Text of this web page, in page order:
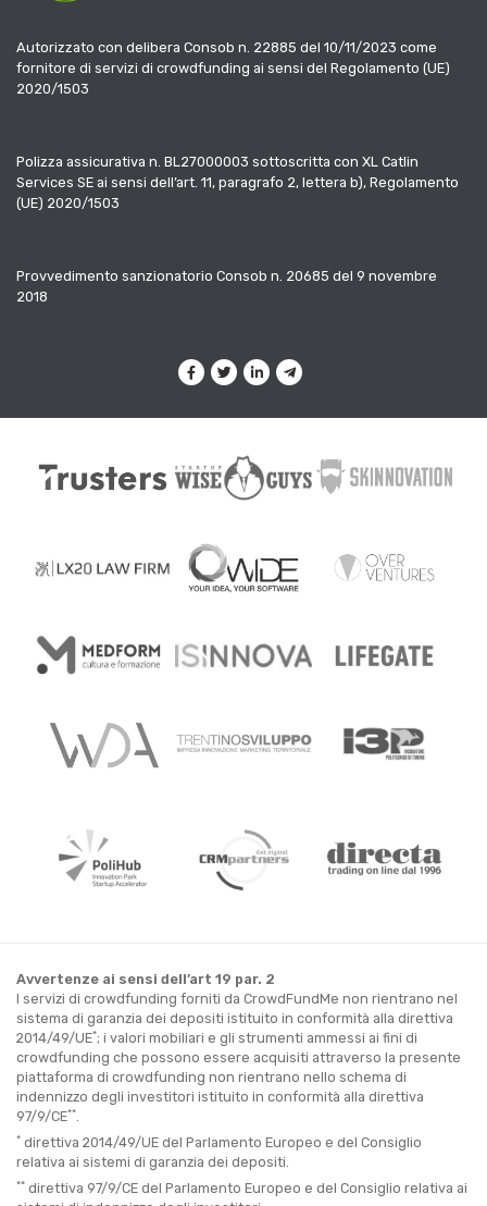
Autorizzato con delibera Consob n. 22885 del 10/11/2023 come
fornitore di servizi di crowdfunding ai sensi del Regolamento (UE)
2020/1503
Polizza assicurativa n. BL27000003 sottoscritta con XL Catlin
Services SE ai sensi dell’art. 11, paragrafo 2, lettera b), Regolamento
(UE) 2020/1503
Provvedimento sanzionatorio Consob n. 20685 del 9 novembre
2018
Avvertenze ai sensi dell’art 19 par. 2
I servizi di crowdfunding forniti da CrowdFundMe non rientrano nel
sistema di garanzia dei depositi istituito in conformità alla direttiva
2014/49/UE*; i valori mobiliari e gli strumenti ammessi ai fini di
crowdfunding che possono essere acquisiti attraverso la presente
piattaforma di crowdfunding non rientrano nello schema di
indennizzo degli investitori istituito in conformità alla direttiva
97/9/CE**.
* direttiva 2014/49/UE del Parlamento Europeo e del Consiglio
relativa ai sistemi di garanzia dei depositi.
** direttiva 97/9/CE del Parlamento Europeo e del Consiglio relativa ai